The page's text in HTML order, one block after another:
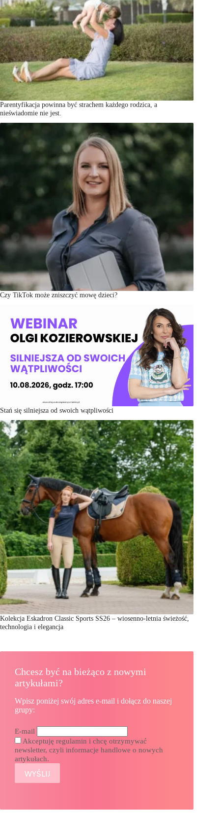
Parentyfikacja powinna być strachem każdego rodzica, a
nieświadomie nie jest.
Czy TikTok może zniszczyć mowę dzieci?
Stań się silniejsza od swoich wątpliwości
Kolekcja Eskadron Classic Sports SS26 – wiosenno-letnia świeżość,
technologia i elegancja
Chcesz być na bieżąco z nowymi
artykułami?
Wpisz poniżej swój adres e-mail i dołącz do naszej
grupy:
E-mail
Akceptuję regulamin i chcę otrzymywać
newsletter, czyli informacje handlowe o nowych
artykułach.